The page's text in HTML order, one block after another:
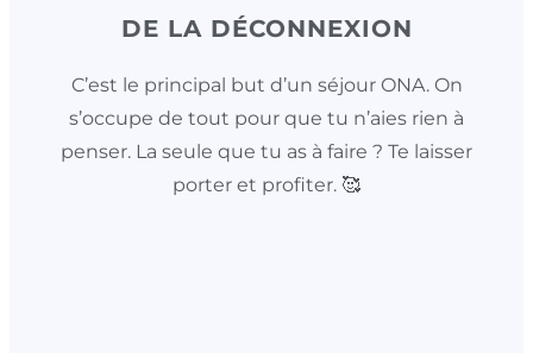
DE LA DÉCONNEXION
C’est le principal but d’un séjour ONA. On
s’occupe de tout pour que tu n’aies rien à
penser. La seule que tu as à faire ? Te laisser
porter et profiter. 🥰